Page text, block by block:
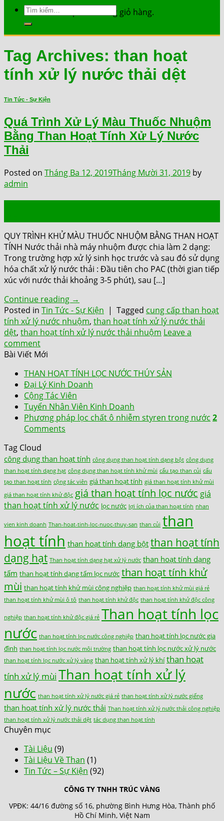
Chưa có sản phẩm trong giỏ hàng.
Tìm
kiếm:
Tag Archives: than hoạt
tính xử lý nước thải dệt
Tin Tức - Sự Kiện
Quá Trình Xử Lý Màu Thuốc Nhuộm
Bằng Than Hoạt Tính Xử Lý Nước
Thải
Posted on Tháng Ba 12, 2019Tháng Mười 31, 2019 by
admin
QUY TRÌNH KHỬ MÀU THUỐC NHUỘM BẰNG THAN HOẠT
TÍNH Nước thải nhà máy nhuộm được chia làm 2 dạng:
Trong trường hợp xử lý sinh học trước và sau đó sử dụng
hóa chất xử lý nước thải : Đầu tiên cho PAC (thời gian tiếp
xúc với nước thải khoảng 3-5 phút), sau […]
Continue reading →
Posted in Tin Tức - Sự Kiện | Tagged cung cấp than hoạt
tính xử lý nước nhuộm, than hoạt tính xử lý nước thải
dệt, than hoạt tính xử lý nước thải nhuộm Leave a
comment
Bài Viết Mới
THAN HOẠT TÍNH LỌC NƯỚC THÚY SẢN
Đại Lý Kinh Doanh
Cộng Tác Viên
Tuyển Nhân Viên Kinh Doanh
Phương pháp lọc chất ô nhiễm styren trong nước 2
Comments
Tag Cloud
công dụng than hoạt tính công dụng than hoạt tính dạng bột công dụng
than hoạt tính dạng hạt công dụng than hoạt tính khử mùi cấu tạo than củi cấu
tạo than hoạt tính cộng tác viên giá than hoạt tính giá than hoạt tính khử mùi
giá than hoạt tính khử độc giá than hoạt tính lọc nước giá
than hoạt tính xử lý nước lọc nước lợi ích của than hoạt tính nhan
vien kinh doanh Than-hoat-tinh-loc-nuoc-thuy-san than củi than
hoạt tính than hoạt tính dạng bột than hoạt tính
dạng hạt Than hoạt tính dạng hạt xử lý nước than hoạt tính dạng
tấm than hoạt tính dạng tấm lọc nước than hoạt tính khử
mùi than hoạt tính khử mùi công nghiệp than hoạt tính khử mùi giá rẻ
than hoạt tính khử mùi ô tô than hoạt tính khử độc than hoạt tính khử độc công
nghiệp than hoạt tính khử độc giá rẻ Than hoạt tính lọc
nước than hoạt tính lọc nước công nghiệp than hoạt tính lọc nước gia
đình than hoạt tính lọc nước môi trường than hoạt tính lọc nước xử lý nước
than hoạt tính lọc nước xử lý vàng than hoạt tính xử lý khí than hoạt
tính xử lý mùi Than hoạt tính xử lý
nước than hoạt tính xử lý nước giá rẻ than hoạt tính xử lý nước giếng
than hoạt tính xử lý nước thải Than hoạt tính xử lý nước thải công nghiệp
than hoạt tính xử lý nước thải dệt tác dụng than hoạt tính
Chuyên mục
Tài Liệu (9)
Tài Liệu Về Than (1)
Tin Tức – Sự Kiện (92)
CÔNG TY TNHH TRÚC VÀNG
VPĐK: 44/16 đường số 16, phường Bình Hưng Hòa, Thành phố
Hồ Chí Minh, Việt Nam